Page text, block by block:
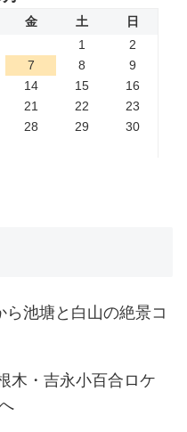
金 土
日
1
2
7 8
9
14 15
16
21 22
23
28 29
30
池塘と白山の絶景コ
木・吉永小百合ロケ